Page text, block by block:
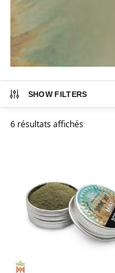
SHOW FILTERS
6 résultats affichés